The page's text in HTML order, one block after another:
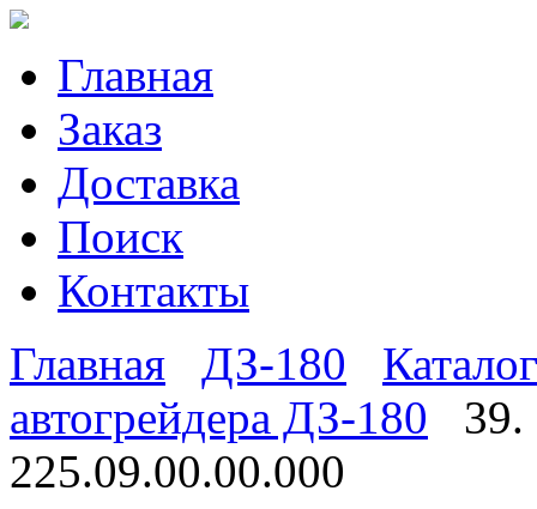
Главная
Заказ
Доставка
Поиск
Контакты
Главная
ДЗ-180
автогрейдера ДЗ-180
39.
225.09.00.00.000